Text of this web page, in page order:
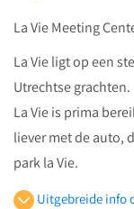
La Vie Meeting
La Vie ligt op een
Utrechtse grachten.
La Vie is prima
liever met de auto,
park la Vie.
Uitgebreide info